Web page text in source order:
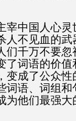
宰中国人心灵
人不见血的
们千万不要
了词语的价
变成了公众
词语、词组
为他们最强